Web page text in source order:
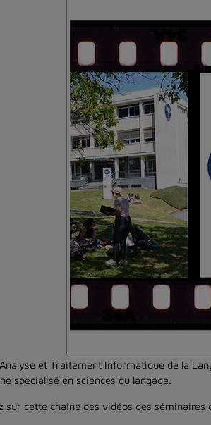
et Traitement Informatique de la
spécialisé en sciences du langage.
sur cette chaîne des vidéos des